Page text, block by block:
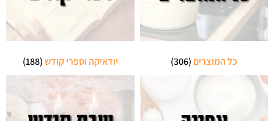
כל המוצרים (306) יודאיקה וספרי קודש(188)